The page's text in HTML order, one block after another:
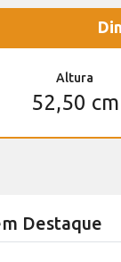
Altura
52,50 cm
Destaque